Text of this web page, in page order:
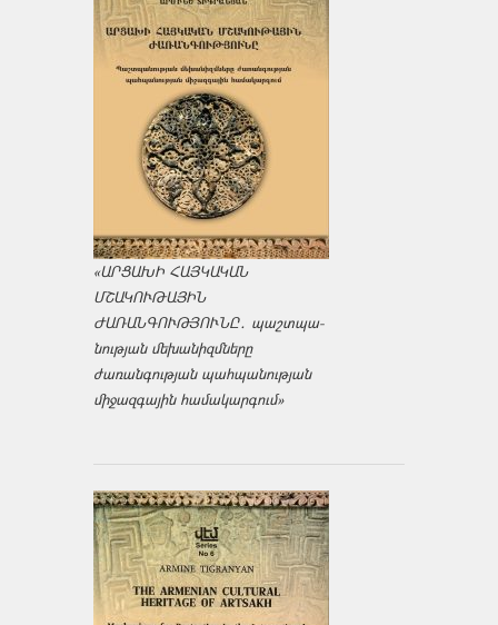
«ԱՐՑԱԽԻ ՀԱՅԿԱԿԱՆ
ՄՇԱԿՈՒԹԱՅԻՆ
ԺԱՌԱՆԳՈՒԹՅՈՒՆԸ․ պաշտպա­
նության մեխանիզմները
ժառանգության պահպանության
միջազ­գային համակարգում»